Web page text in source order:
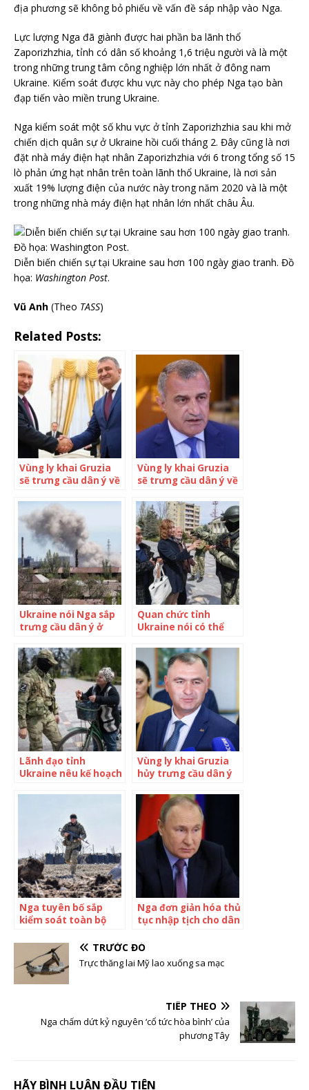
địa phương sẽ không bỏ phiếu về vấn đề sáp nhập vào Nga.
Lực lượng Nga đã giành được hai phần ba lãnh thổ
Zaporizhzhia, tỉnh có dân số khoảng 1,6 triệu người và là một
trong những trung tâm công nghiệp lớn nhất ở đông nam
Ukraine. Kiểm soát được khu vực này cho phép Nga tạo bàn
đạp tiến vào miền trung Ukraine.
Nga kiểm soát một số khu vực ở tỉnh Zaporizhzhia sau khi mở
chiến dịch quân sự ở Ukraine hồi cuối tháng 2. Đây cũng là nơi
đặt nhà máy điện hạt nhân Zaporizhzhia với 6 trong tổng số 15
lò phản ứng hạt nhân trên toàn lãnh thổ Ukraine, là nơi sản
xuất 19% lượng điện của nước này trong năm 2020 và là một
trong những nhà máy điện hạt nhân lớn nhất châu Âu.
Diễn biến chiến sự tại Ukraine sau hơn 100 ngày giao tranh. Đồ
họa: Washington Post.
Vũ Anh (Theo TASS)
Related Posts:
Vùng ly khai Gruzia
sẽ trưng cầu dân ý về
Vùng ly khai Gruzia
sẽ trưng cầu dân ý về
Ukraine nói Nga sắp
trưng cầu dân ý ở
Quan chức tỉnh
Ukraine nói có thể
Lãnh đạo tỉnh
Ukraine nêu kế hoạch
Vùng ly khai Gruzia
hủy trưng cầu dân ý
Nga tuyên bố sắp
kiểm soát toàn bộ
Ukraine
Nga đơn giản hóa thủ
tục nhập tịch cho dân
TRƯỚC ĐÓ
Trực thăng lai Mỹ lao xuống sa mạc
TIẾP THEO
Nga chấm dứt kỷ nguyên ‘cổ tức hòa bình’ của
phương Tây
HÃY BÌNH LUẬN ĐẦU TIÊN